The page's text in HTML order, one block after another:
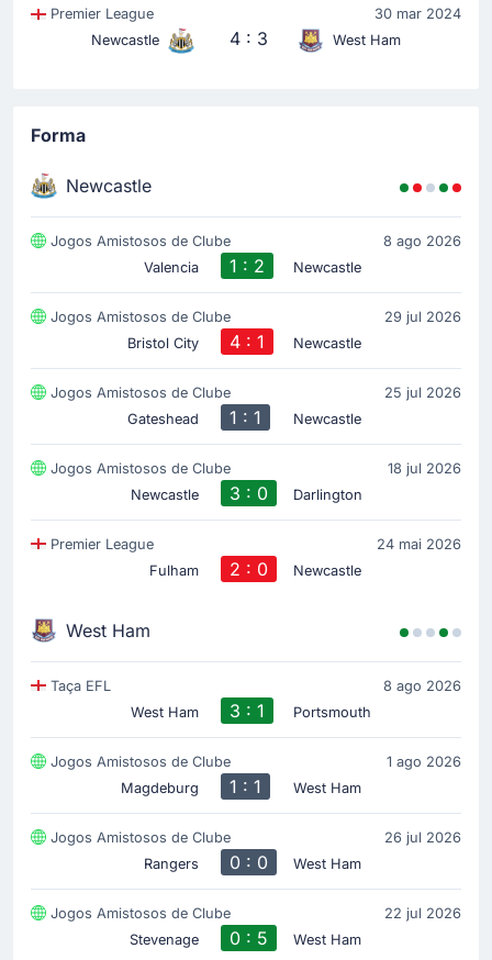
Premier League
30 mar 2024
Newcastle
4 : 3 West Ham
Forma
Newcastle
Jogos Amistosos de Clube
8 ago 2026
Valencia
1 : 2 Newcastle
Jogos Amistosos de Clube
29 jul 2026
Bristol City
4 : 1 Newcastle
Jogos Amistosos de Clube
25 jul 2026
Gateshead
1 : 1 Newcastle
Jogos Amistosos de Clube
18 jul 2026
Newcastle
3 : 0 Darlington
Premier League
24 mai 2026
Fulham
2 : 0 Newcastle
West Ham
Taça EFL
8 ago 2026
West Ham
3 : 1 Portsmouth
Jogos Amistosos de Clube
1 ago 2026
Magdeburg
1 : 1 West Ham
Jogos Amistosos de Clube
26 jul 2026
Rangers
0 : 0 West Ham
Jogos Amistosos de Clube
22 jul 2026
Stevenage
0 : 5 West Ham